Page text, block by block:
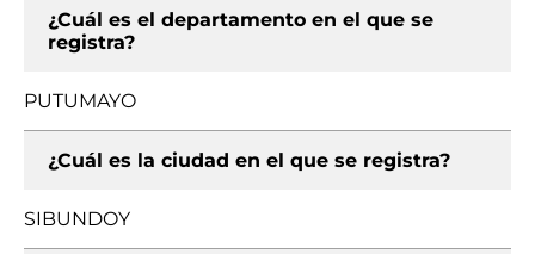
¿Cuál es el departamento en el que se
registra?
PUTUMAYO
¿Cuál es la ciudad en el que se registra?
SIBUNDOY